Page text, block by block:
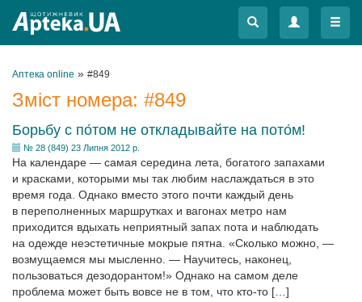
Меню
Меню
Аптека online » #849
Зміст номера: #849
Борьбу с по́том не откладывайте на пото́м!
№ 28 (849) 23 Липня 2012 р.
На календаре — самая середина лета, богатого запахами
и красками, которыми мы так любим наслаждаться в это
время года. Однако вместо этого почти каждый день
в переполненных маршрутках и вагонах метро нам
приходится вдыхать неприятный запах пота и наблюдать
на одежде неэстетичные мокрые пятна. «Сколько можно, —
возмущаемся мы мысленно. — Научитесь, наконец,
пользоваться дезодорантом!» Однако на самом деле
проблема может быть вовсе не в том, что кто-то […]